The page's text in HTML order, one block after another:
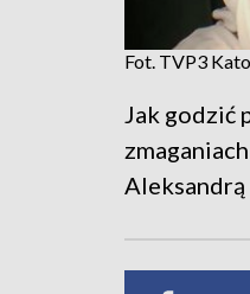
Fot. TVP3
Jak godzić